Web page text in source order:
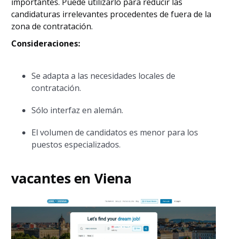
candidaturas irrelevantes procedentes de fuera de la
zona de contratación.
Consideraciones:
Se adapta a las necesidades locales de
contratación.
Sólo interfaz en alemán.
El volumen de candidatos es menor para los
puestos especializados.
vacantes en Viena